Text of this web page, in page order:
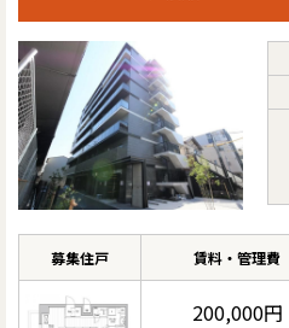
募集住戸 賃料・管理費
200,000円